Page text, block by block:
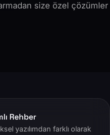
size özel çözümler
Rehber
yazılımdan farklı olarak